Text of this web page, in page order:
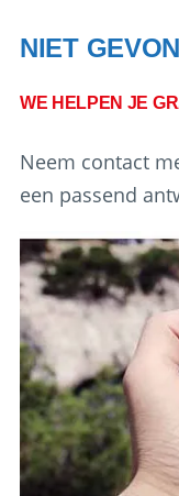
NIET
WE HELPEN JE
Neem contact
een passend